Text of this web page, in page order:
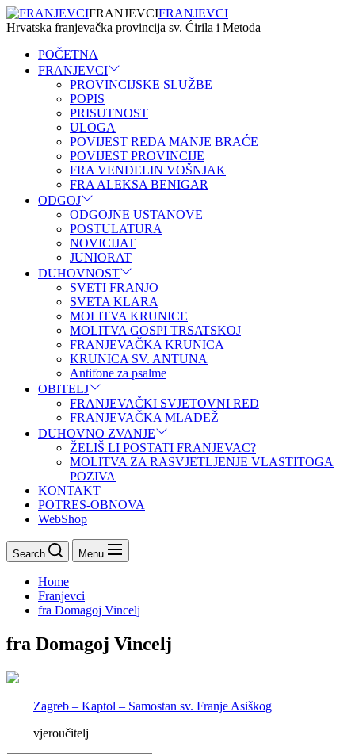
FRANJEVCIFRANJEVCI
Hrvatska franjevačka provincija sv. Ćirila i Metoda
POČETNA
FRANJEVCI
PROVINCIJSKE SLUŽBE
POPIS
PRISUTNOST
ULOGA
POVIJEST REDA MANJE BRAĆE
POVIJEST PROVINCIJE
FRA VENDELIN VOŠNJAK
FRA ALEKSA BENIGAR
ODGOJ
ODGOJNE USTANOVE
POSTULATURA
NOVICIJAT
JUNIORAT
DUHOVNOST
SVETI FRANJO
SVETA KLARA
MOLITVA KRUNICE
MOLITVA GOSPI TRSATSKOJ
FRANJEVAČKA KRUNICA
KRUNICA SV. ANTUNA
Antifone za psalme
OBITELJ
FRANJEVAČKI SVJETOVNI RED
FRANJEVAČKA MLADEŽ
DUHOVNO ZVANJE
ŽELIŠ LI POSTATI FRANJEVAC?
MOLITVA ZA RASVJETLJENJE VLASTITOGA
POZIVA
KONTAKT
POTRES-OBNOVA
WebShop
Search Menu
Home
Franjevci
fra Domagoj Vincelj
fra Domagoj Vincelj
Zagreb – Kaptol – Samostan sv. Franje Asiškog
vjeroučitelj